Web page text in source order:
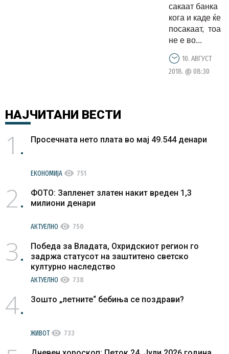
сакаат банка
кога и каде ќе
посакаат, тоа
не е во...
10. АВГУСТ
2018. @ 08:30
НАЈЧИТАНИ ВЕСТИ
1 Просечната нето плата во мај 49.544 денари
ЕКОНОМИЈА visibility 751
2
ФОТО: Запленет златен накит вреден 1,3
милиони денари
АКТУЕЛНО visibility 750
3
Победа за Владата, Охридскиот регион го
задржа статусот на заштитено светско
културно наследство
АКТУЕЛНО visibility 738
4 Зошто „летните“ бебиња се поздрави?
ЖИВОТvisibility 733